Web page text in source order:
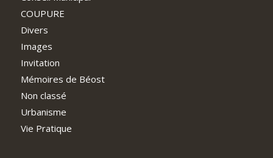
COUPURE
Divers
Images
Invitation
Mémoires de Béost
Non classé
Urbanisme
Vie Pratique